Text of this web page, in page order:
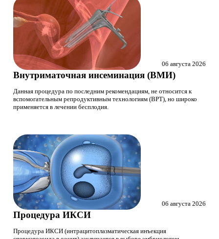
Внутриматочная инсеминация (ВМИ)
Данная процедура по последним рекомендациям, не относится к
вспомогательным репродуктивным технологиям (ВРТ), но широко
применяется в лечении бесплодия.
06 августа 2026
Процедура ИКСИ
Процедура ИКСИ (интрацитоплазматическая инъекция
06 августа 2026